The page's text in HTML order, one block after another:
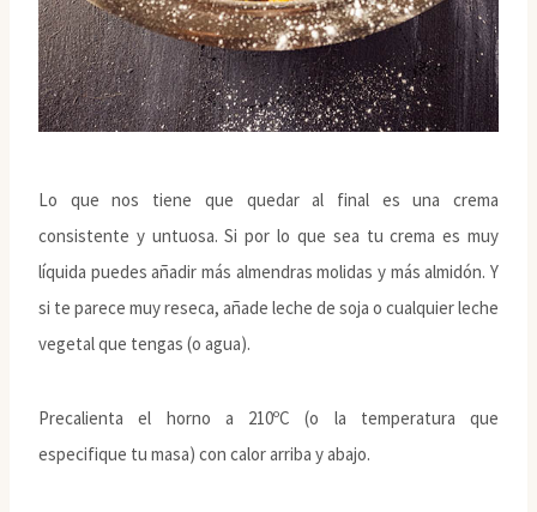
Lo que nos tiene que quedar al final es una crema
consistente y untuosa. Si por lo que sea tu crema es muy
líquida puedes añadir más almendras molidas y más almidón. Y
si te parece muy reseca, añade leche de soja o cualquier leche
vegetal que tengas (o agua).
Precalienta el horno a 210ºC (o la temperatura que
especifique tu masa) con calor arriba y abajo.